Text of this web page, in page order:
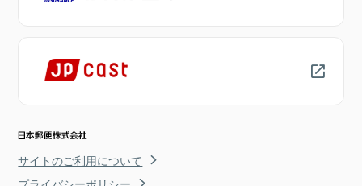
サイトのご利用について